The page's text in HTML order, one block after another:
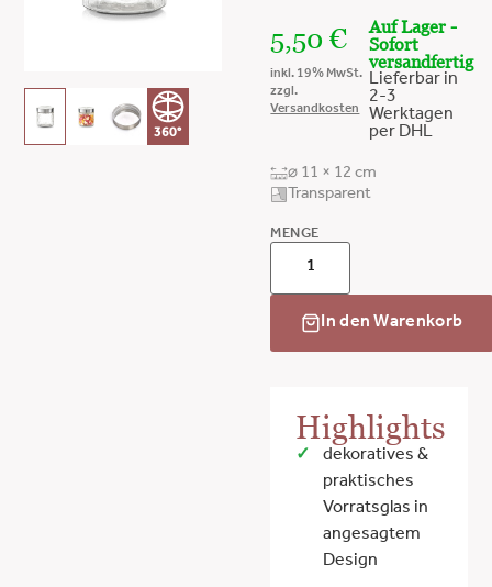
360°
5,50€
inkl. 19% MwSt.
zzgl.
Versandkosten
Auf Lager -
Sofort
versandfertig
Lieferbar in
2-3
Werktagen
per DHL
⌀ 11 × 12 cm
Transparent
MENGE
In den Warenkorb
Highlights
dekoratives &
praktisches
Vorratsglas in
angesagtem
Design